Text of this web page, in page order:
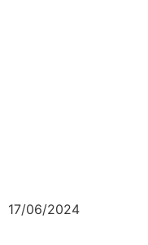
17/06/2024